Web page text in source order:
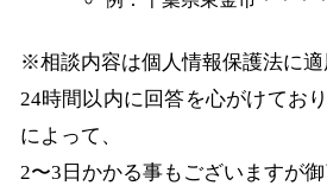
※相談内容は個人情報保護法に適
24時間以内に回答を心がけてお
によって、
2〜3日かかる事もございますが御